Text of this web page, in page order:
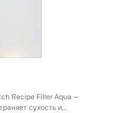
Recipe Filler Aqua —
сухость и